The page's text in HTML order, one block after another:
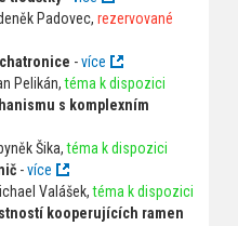
Padovec, rezervované
-více
Pelikán,téma k dispozici
s komplexním
Šika,téma k dispozici
-více
Valášek,téma k dispozici
kooperujících ramen